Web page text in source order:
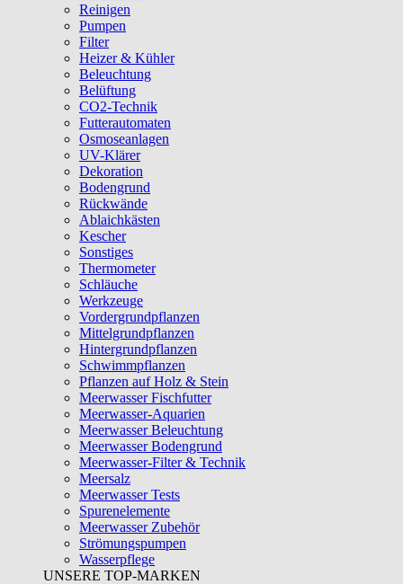
Reinigen
Pumpen
Filter
Heizer & Kühler
Beleuchtung
Belüftung
CO2-Technik
Futterautomaten
Osmoseanlagen
UV-Klärer
Dekoration
Bodengrund
Rückwände
Ablaichkästen
Kescher
Sonstiges
Thermometer
Schläuche
Werkzeuge
Vordergrundpflanzen
Mittelgrundpflanzen
Hintergrundpflanzen
Schwimmpflanzen
Pflanzen auf Holz & Stein
Meerwasser Fischfutter
Meerwasser-Aquarien
Meerwasser Beleuchtung
Meerwasser Bodengrund
Meerwasser-Filter & Technik
Meersalz
Meerwasser Tests
Spurenelemente
Meerwasser Zubehör
Strömungspumpen
Wasserpflege
UNSERE TOP-MARKEN